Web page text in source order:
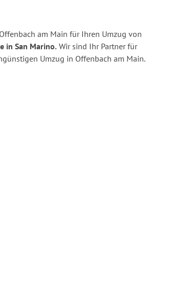
am Main für Ihren Umzug von
in San Marino. Wir sind Ihr Partner für
Umzug in Offenbach am Main.